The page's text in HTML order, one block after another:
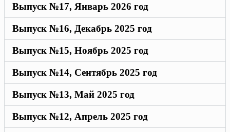
Выпуск №17, Январь 2026 год
Выпуск №16, Декабрь 2025 год
Выпуск №15, Ноябрь 2025 год
Выпуск №14, Сентябрь 2025 год
Выпуск №13, Май 2025 год
Выпуск №12, Апрель 2025 год